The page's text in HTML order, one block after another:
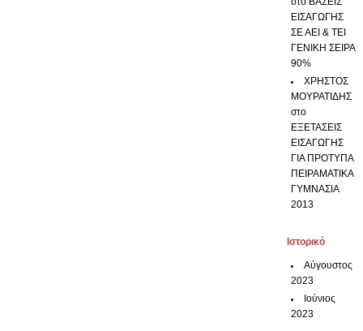
ΕΙΣΑΓΩΓΗΣ
ΣΕ ΑΕΙ & ΤΕΙ
ΓΕΝΙΚΗ ΣΕΙΡΑ
90%
ΧΡΗΣΤΟΣ
ΜΟΥΡΑΤΙΔΗΣ
στο
ΕΞΕΤΑΣΕΙΣ
ΕΙΣΑΓΩΓΗΣ
ΓΙΑ ΠΡΟΤΥΠΑ
ΠΕΙΡΑΜΑΤΙΚΑ
ΓΥΜΝΑΣΙΑ
2013
Ιστορικό
Αύγουστος
2023
Ιούνιος
2023